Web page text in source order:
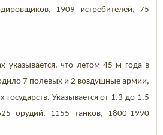
1909 истребителей, 75
указывается, что летом 45-м года в
7 полевых и 2 воздушные армии,
Указывается от 1.3 до 1.5
орудий, 1155 танков, 1800-1990